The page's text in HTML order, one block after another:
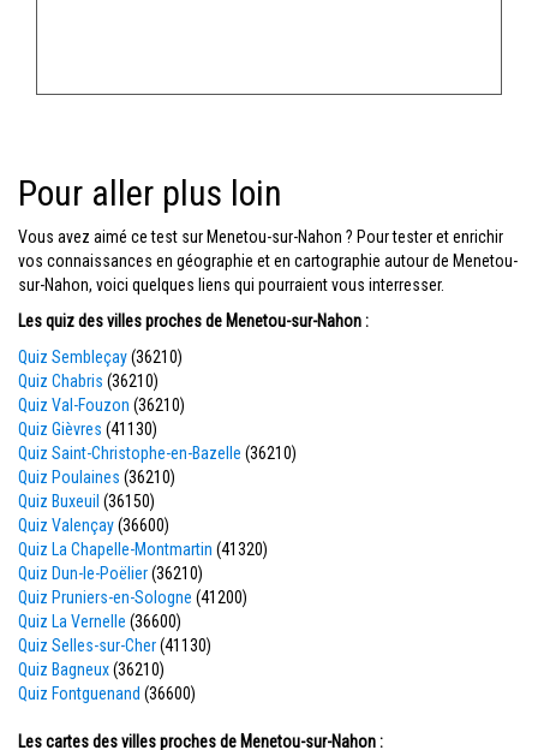
Pour aller plus loin
Vous avez aimé ce test sur Menetou-sur-Nahon ? Pour tester et enrichir
vos connaissances en géographie et en cartographie autour de Menetou-
sur-Nahon, voici quelques liens qui pourraient vous interresser.
Les quiz des villes proches de Menetou-sur-Nahon :
Quiz Sembleçay(36210)
Quiz Chabris (36210)
Quiz Val-Fouzon (36210)
Quiz Gièvres (41130)
Quiz Saint-Christophe-en-Bazelle (36210)
Quiz Poulaines (36210)
Quiz Buxeuil (36150)
Quiz Valençay(36600)
Quiz La Chapelle-Montmartin (41320)
Quiz Dun-le-Poëlier(36210)
Quiz Pruniers-en-Sologne (41200)
Quiz La Vernelle (36600)
Quiz Selles-sur-Cher(41130)
Quiz Bagneux(36210)
Quiz Fontguenand (36600)
Les cartes des villes proches de Menetou-sur-Nahon :